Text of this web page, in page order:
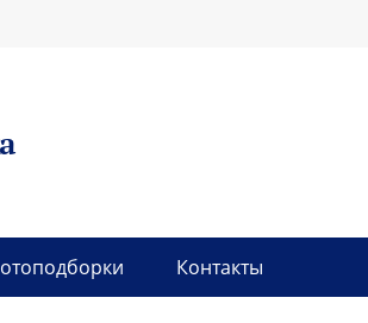
Контакты